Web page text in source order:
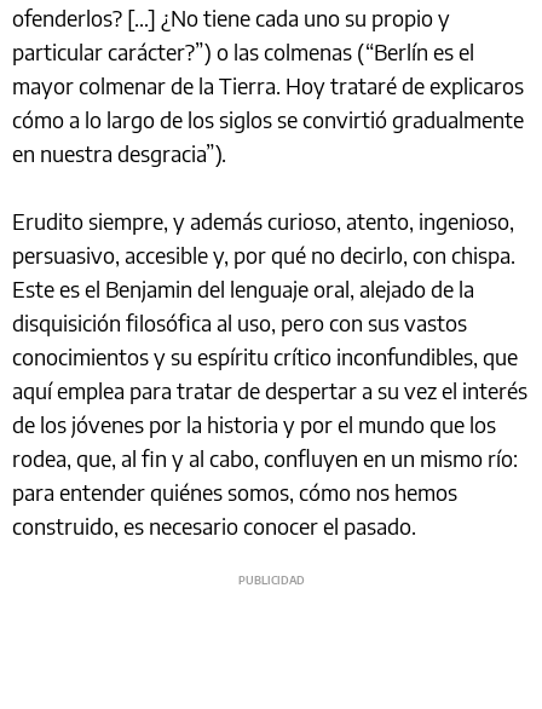
ofenderlos? […] ¿No tiene cada uno su propio y
particular carácter?”) o las colmenas (“Berlín es el
mayor colmenar de la Tierra. Hoy trataré de explicaros
cómo a lo largo de los siglos se convirtió gradualmente
en nuestra desgracia”).
Erudito siempre, y además curioso, atento, ingenioso,
persuasivo, accesible y, por qué no decirlo, con chispa.
Este es el Benjamin del lenguaje oral, alejado de la
disquisición filosófica al uso, pero con sus vastos
conocimientos y su espíritu crítico inconfundibles, que
aquí emplea para tratar de despertar a su vez el interés
de los jóvenes por la historia y por el mundo que los
rodea, que, al fin y al cabo, confluyen en un mismo río:
para entender quiénes somos, cómo nos hemos
construido, es necesario conocer el pasado.